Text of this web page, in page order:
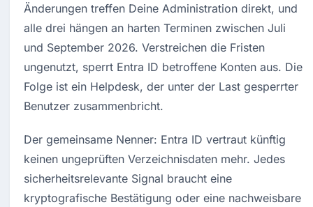
Änderungen treffen Deine Administration direkt, und
alle drei hängen an harten Terminen zwischen Juli
und September 2026. Verstreichen die Fristen
ungenutzt, sperrt Entra ID betroffene Konten aus. Die
Folge ist ein Helpdesk, der unter der Last gesperrter
Benutzer zusammenbricht.
Der gemeinsame Nenner: Entra ID vertraut künftig
keinen ungeprüften Verzeichnisdaten mehr. Jedes
sicherheitsrelevante Signal braucht eine
kryptografische Bestätigung oder eine nachweisbare